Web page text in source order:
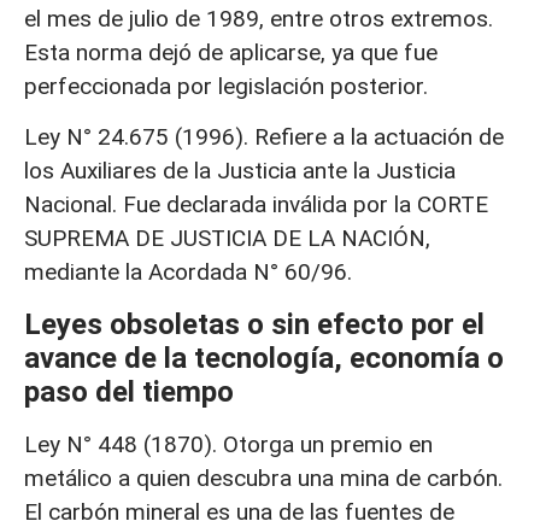
el mes de julio de 1989, entre otros extremos.
Esta norma dejó de aplicarse, ya que fue
perfeccionada por legislación posterior.
Ley N° 24.675 (1996). Refiere a la actuación de
los Auxiliares de la Justicia ante la Justicia
Nacional. Fue declarada inválida por la CORTE
SUPREMA DE JUSTICIA DE LA NACIÓN,
mediante la Acordada N° 60/96.
Leyes obsoletas o sin efecto por el
avance de la tecnología, economía o
paso del tiempo
Ley N° 448 (1870). Otorga un premio en
metálico a quien descubra una mina de carbón.
El carbón mineral es una de las fuentes de